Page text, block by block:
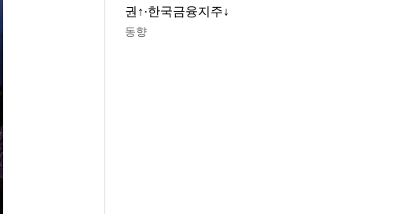
권↑·한국금융지주↓
동향